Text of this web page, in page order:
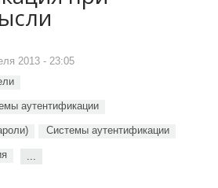
2013 - 23:05
аутентификации
Системы аутентификации
...